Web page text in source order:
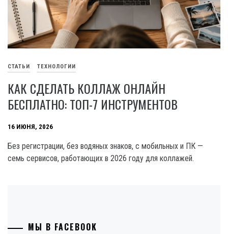
СТАТЬИ ТЕХНОЛОГИИ
КАК СДЕЛАТЬ КОЛЛАЖ ОНЛАЙН
БЕСПЛАТНО: ТОП-7 ИНСТРУМЕНТОВ
16 ИЮНЯ, 2026
Без регистрации, без водяных знаков, с мобильных и ПК —
семь сервисов, работающих в 2026 году для коллажей.
МЫ В FACEBOOK